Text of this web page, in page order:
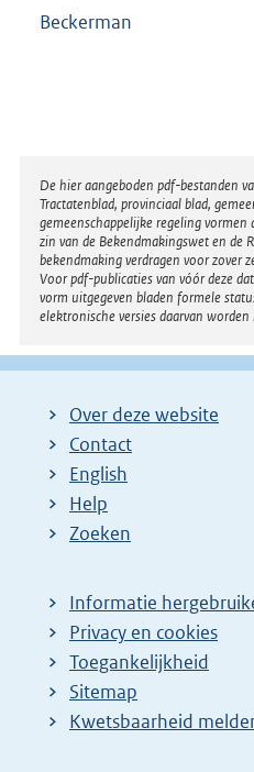
Beckerman
Disclaimer
De hier aangeboden pdf-bestanden
Tractatenblad, provinciaal blad,
gemeenschappelijke regeling
zin van de Bekendmakingswet en de
bekendmaking verdragen voor zover
Voor pdf-publicaties van vóór deze
vorm uitgegeven bladen formele
elektronische versies daarvan
Over deze website
Contact
English
Help
Zoeken
Informatie
Privacy en cookies
Toegankelijkheid
Sitemap
E
Kwetsbaarheid